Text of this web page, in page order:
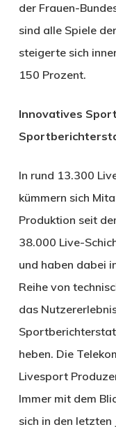
der Frauen-
sind alle Spiele
steigerte sich
150 Prozent.
Innovatives
In rund 13.300
kümmern sich
Produktion seit
38.000 Live-
und haben dabei
Reihe von
das
heben. Die
Livesport
Immer mit dem
sich in den letzten